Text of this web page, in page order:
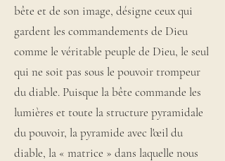
bête et de son image, désigne ceux qui
gardent les commandements de Dieu
comme le véritable peuple de Dieu, le seul
qui ne soit pas sous le pouvoir trompeur
du diable. Puisque la bête commande les
lumières et toute la structure pyramidale
du pouvoir, la pyramide avec l'œil du
diable, la « matrice » dans laquelle nous